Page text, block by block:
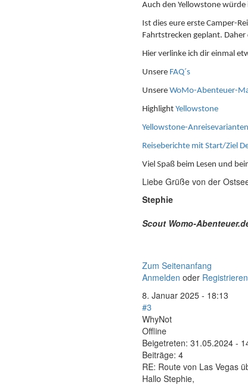
Auch den Yellowstone
Ist dies eure erste Camper-
Fahrtstrecken geplant.
Hier verlinke ich dir einmal
Unsere FAQ´s
Unsere WoMo-Abenteuer-
Highlight Yellowstone
Yellowstone-Anreisevarianten
Reiseberichte mit Start/Ziel
Viel Spaß beim Lesen und
Liebe Grüße von der
Stephie
Scout Womo-
Zum Seitenanfang
Anmelden oder Registrieren
8. Januar 2025 - 18:13
#3
WhyNot
Offline
Beigetreten: 31.05.2024 -
Beiträge: 4
RE: Route von Las Vegas
Hallo Stephie,